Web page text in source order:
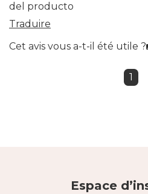
del producto
Traduire
Cet avis vous a-t-il été utile ?
1
Espace